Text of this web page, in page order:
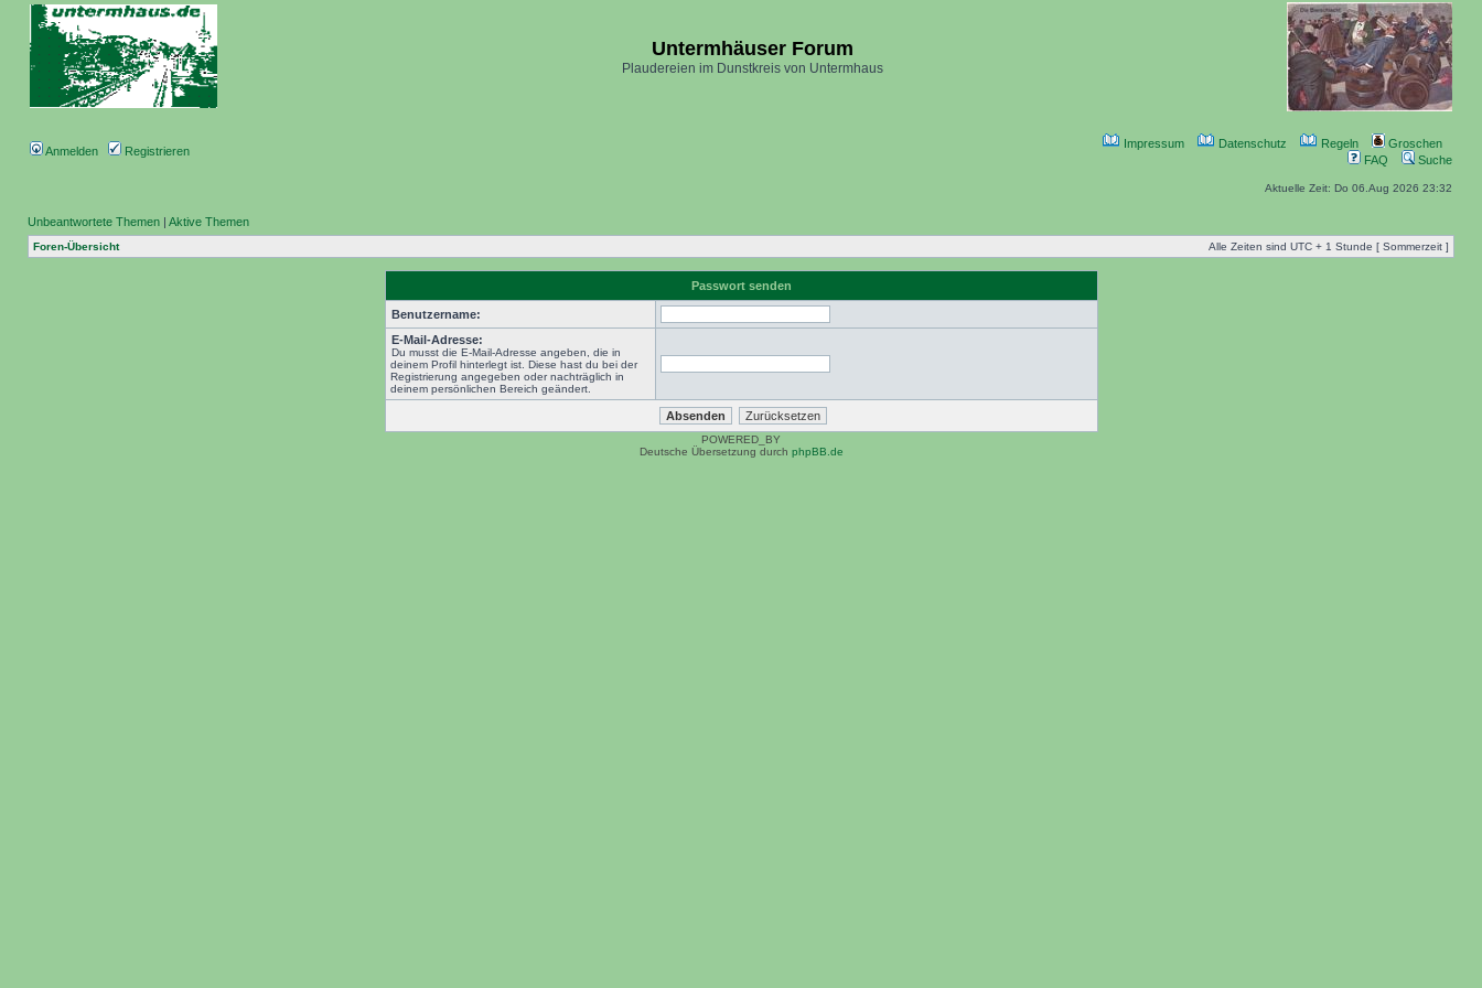
Untermhäuser Forum
Plaudereien im Dunstkreis von Untermhaus
Anmelden Registrieren
Impressum Datenschutz Regeln
Groschen
FAQ
Suche
Aktuelle Zeit: Do 06.Aug 2026 23:32
Unbeantwortete Themen | Aktive Themen
Foren-Übersicht Alle Zeiten sind UTC + 1 Stunde [ Sommerzeit ]
Passwort senden
Benutzername:
E-Mail-Adresse:
Du musst die E-Mail-Adresse angeben, die in
deinem Profil hinterlegt ist. Diese hast du bei der
Registrierung angegeben oder nachträglich in
deinem persönlichen Bereich geändert.
POWERED_BY
Deutsche Übersetzung durch phpBB.de